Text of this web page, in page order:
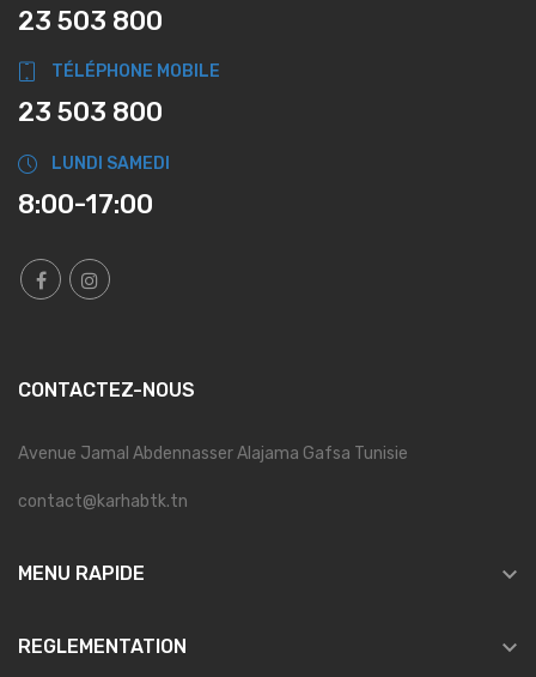
23 503 800
TÉLÉPHONE MOBILE
23 503 800
LUNDI SAMEDI
8:00-17:00
CONTACTEZ-NOUS
Avenue Jamal Abdennasser Alajama Gafsa Tunisie
contact@karhabtk.tn
MENU RAPIDE 
REGLEMENTATION 